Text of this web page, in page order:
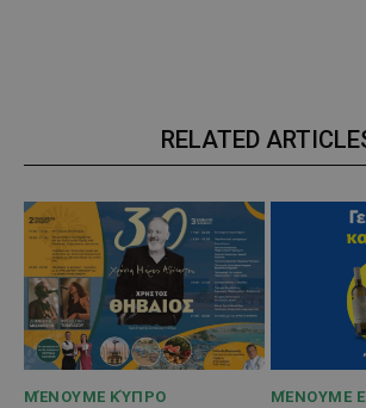
RELATED
ΜΈΝΟΥΜΕ ΚΎΠΡΟ ΜΈΝΟΥΜΕ